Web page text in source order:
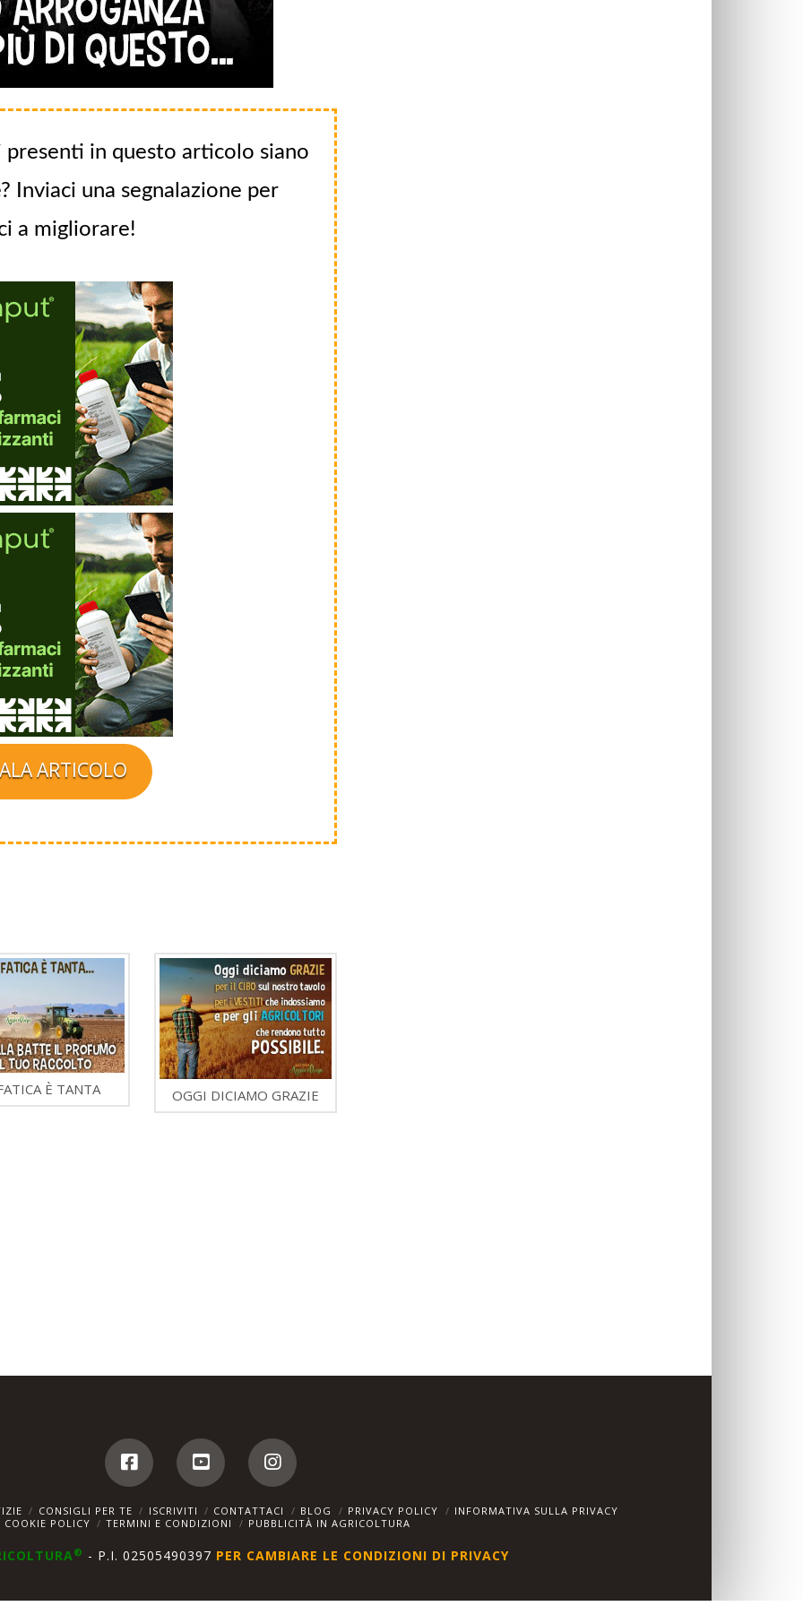
presenti in questo articolo siano
Inviaci una segnalazione per
a migliorare!
ARTICOLO
È TANTA OGGI DICIAMO GRAZIE
CONSIGLI PER TE ISCRIVITI CONTATTACI BLOG PRIVACY POLICY
INFORMATIVA SULLA PRIVACY
COOKIE POLICY
TERMINI E CONDIZIONI PUBBLICITÀ IN AGRICOLTURA
® - P.I. 02505490397 PER CAMBIARE LE CONDIZIONI DI PRIVACY